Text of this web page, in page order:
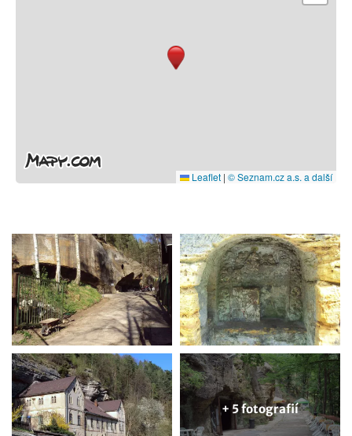
Leaflet | © Seznam.cz a.s. a další
+ 5 fotografií